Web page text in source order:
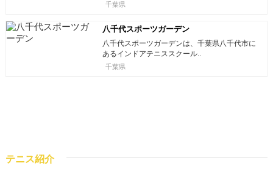
千葉県
八千代スポーツガーデン
八千代スポーツガーデンは、千葉県八千代市に
あるインドアテニススクール..
千葉県
テニス紹介